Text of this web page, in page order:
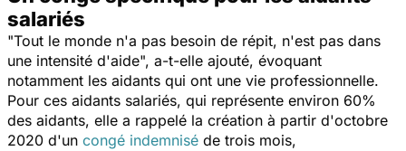
salariés
"Tout le monde n'a pas besoin de répit, n'est pas dans
une intensité d'aide", a-t-elle ajouté, évoquant
notamment les aidants qui ont une vie professionnelle.
Pour ces aidants salariés, qui représente environ 60%
des aidants, elle a rappelé la création à partir d'octobre
2020 d'un congé indemnisé de trois mois,